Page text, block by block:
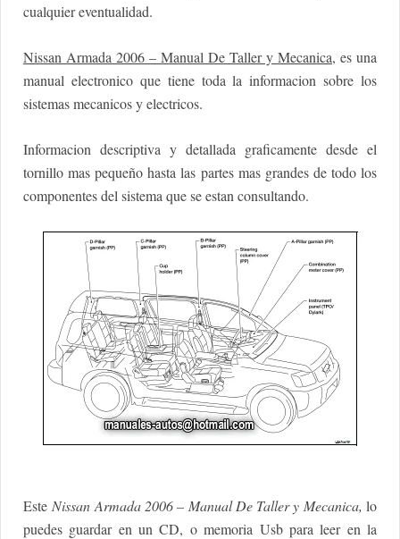
cualquier eventualidad.
Nissan Armada 2006 – Manual De Taller y Mecanica, es una
manual electronico que tiene toda la informacion sobre los
sistemas mecanicos y electricos.
Informacion descriptiva y detallada graficamente desde el
tornillo mas pequeño hasta las partes mas grandes de todo los
componentes del sistema que se estan consultando.
Este Nissan Armada 2006 – Manual De Taller y Mecanica, lo
puedes guardar en un CD, o memoria Usb para leer en la